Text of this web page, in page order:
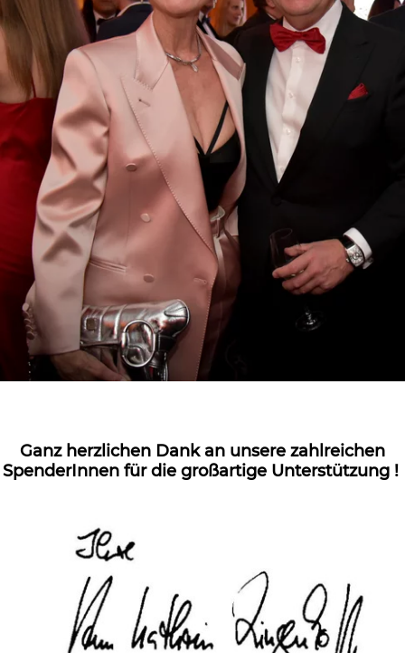
Ganz herzlichen Dank an unsere zahlreichen
SpenderInnen für die großartige Unterstützung !